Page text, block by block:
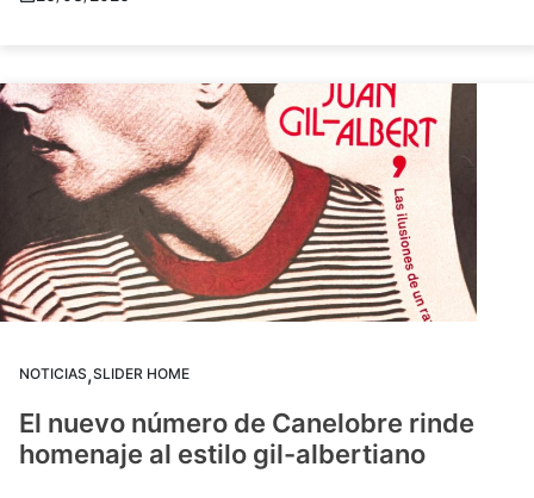
NOTICIAS,SLIDER HOME
El nuevo número de Canelobre rinde
homenaje al estilo gil-albertiano